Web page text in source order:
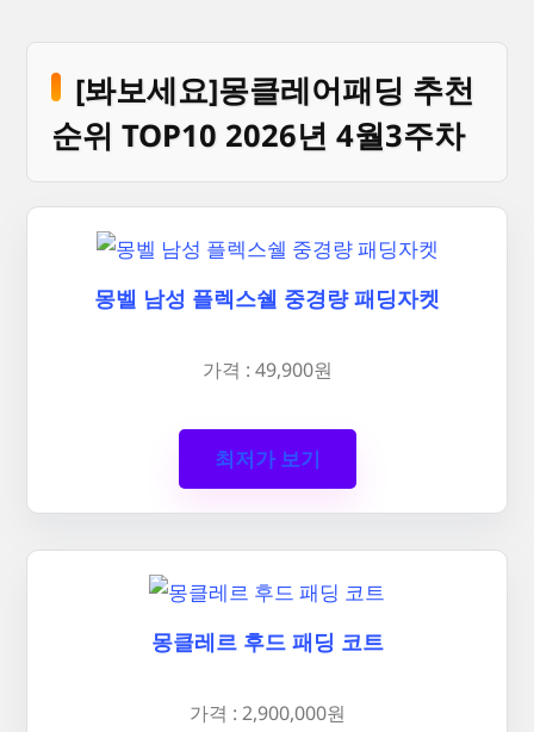
[봐보세요]몽클레어패딩 추천
순위 TOP10 2026년 4월3주차
몽벨 남성 플렉스쉘 중경량 패딩자켓
가격 : 49,900원
최저가 보기
몽클레르 후드 패딩 코트
가격 : 2,900,000원